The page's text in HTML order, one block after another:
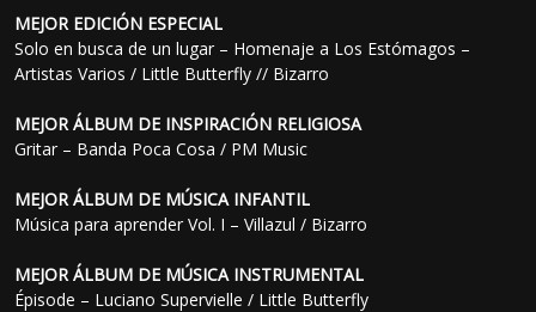
MEJOR EDICIÓN ESPECIAL
Solo en busca de un lugar – Homenaje a Los Estómagos –
Artistas Varios / Little Butterfly // Bizarro
MEJOR ÁLBUM DE INSPIRACIÓN RELIGIOSA
Gritar – Banda Poca Cosa / PM Music
MEJOR ÁLBUM DE MÚSICA INFANTIL
Música para aprender Vol. I – Villazul / Bizarro
MEJOR ÁLBUM DE MÚSICA INSTRUMENTAL
Épisode – Luciano Supervielle / Little Butterfly